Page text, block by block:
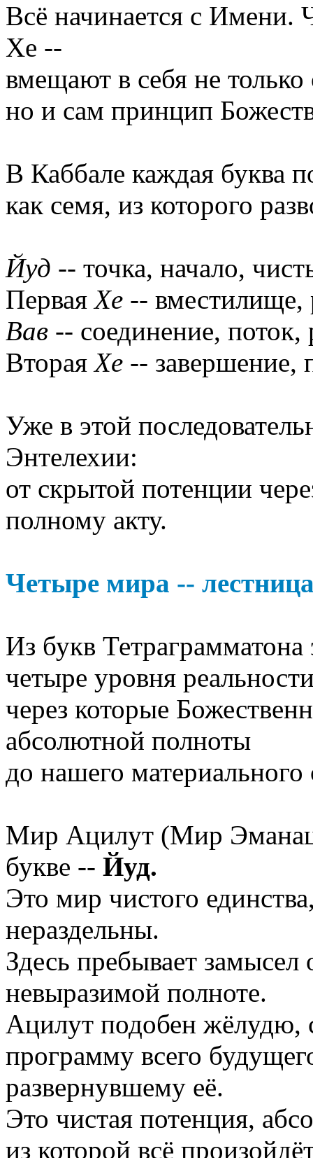
Всё начинается с
Хе --
вмещают в себя не
но и сам принцип
В Каббале каждая буква
как семя, из которого
Йуд -- точка, начало,
ПерваяХе -- вместилище,
Вав -- соединение, поток,
ВтораяХе -- завершение,
Уже в этой
Энтелехии:
от скрытой потенции
полному акту.
Четыре мира --
Из букв
четыре уровня
через которые
абсолютной полноты
до нашего
Мир Ацилут (Мир
букве -- Йуд.
Это мир чистого
нераздельны.
Здесь пребывает замысел
невыразимой полноте.
Ацилут подобен жёлудю,
программу всего
развернувшему её.
Это чистая потенция,
из которой всё